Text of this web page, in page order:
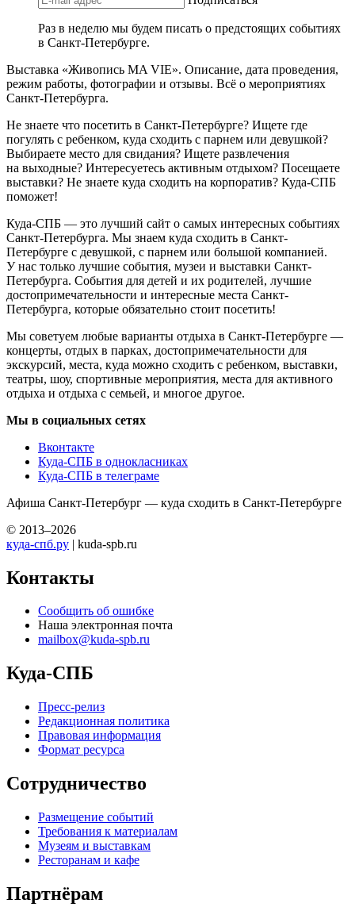
Раз в неделю мы будем писать о предстоящих событиях
в Санкт-Петербурге.
Выставка «Живопись MA VIE». Описание, дата проведения,
режим работы, фотографии и отзывы. Всё о мероприятиях
Санкт-Петербурга.
Не знаете что посетить в Санкт-Петербурге? Ищете где
погулять с ребенком, куда сходить с парнем или девушкой?
Выбираете место для свидания? Ищете развлечения
на выходные? Интересуетесь активным отдыхом? Посещаете
выставки? Не знаете куда сходить на корпоратив? Куда-СПБ
поможет!
Куда-СПБ — это лучший сайт о самых интересных событиях
Санкт-Петербурга. Мы знаем куда сходить в Санкт-
Петербурге с девушкой, с парнем или большой компанией.
У нас только лучшие события, музеи и выставки Санкт-
Петербурга. События для детей и их родителей, лучшие
достопримечательности и интересные места Санкт-
Петербурга, которые обязательно стоит посетить!
Мы советуем любые варианты отдыха в Санкт-Петербурге —
концерты, отдых в парках, достопримечательности для
экскурсий, места, куда можно сходить с ребенком, выставки,
театры, шоу, спортивные мероприятия, места для активного
отдыха и отдыха с семьей, и многое другое.
Мы в социальных сетях
Вконтакте
Куда-СПБ в однокласниках
Куда-СПБ в телеграме
Афиша Санкт-Петербург — куда сходить в Санкт-Петербурге
© 2013–2026
куда-спб.ру | kuda-spb.ru
Контакты
Сообщить об ошибке
Наша электронная почта
mailbox@kuda-spb.ru
Куда-СПБ
Пресс-релиз
Редакционная политика
Правовая информация
Формат ресурса
Сотрудничество
Размещение событий
Требования к материалам
Музеям и выставкам
Ресторанам и кафе
Партнёрам